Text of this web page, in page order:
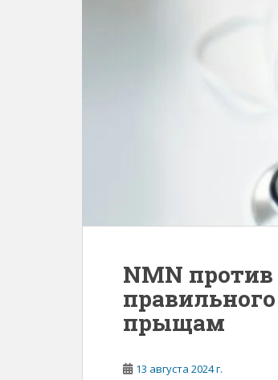
NMN
прыщам
13 августа 2024 г.